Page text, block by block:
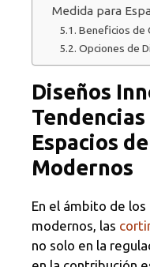
Medida para
Beneficios de
Opciones de
Diseños
Espacios
Modernos
En el ámbito de
modernos, las
no solo en la